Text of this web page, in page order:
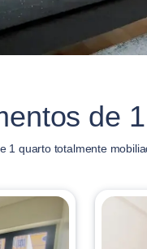
de
quarto totalmente